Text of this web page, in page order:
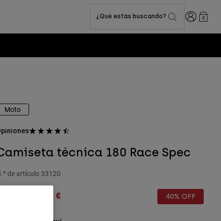
¿Qué estás buscando? Iniciar0
Moto
técnica 180 Race Spec
de artículo 33120
Price reduced from
26,99 € 40% OFF